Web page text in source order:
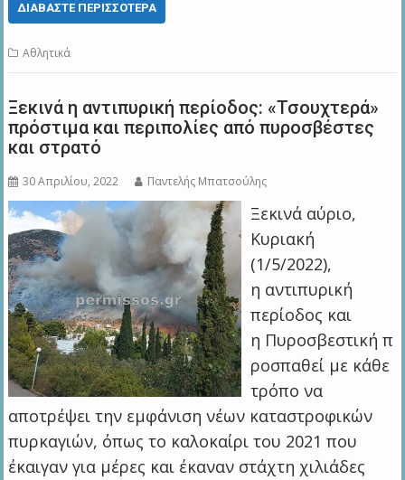
ΔΙΑΒΆΣΤΕ ΠΕΡΙΣΣΌΤΕΡΑ
Αθλητικά
Ξεκινά η αντιπυρική περίοδος: «Τσουχτερά»
πρόστιμα και περιπολίες από πυροσβέστες
και στρατό
30 Απριλίου, 2022 Παντελής Μπατσούλης
Ξεκινά αύριο,
Κυριακή
(1/5/2022),
η αντιπυρική
περίοδος και
η Πυροσβεστική π
ροσπαθεί με κάθε
τρόπο να
αποτρέψει την εμφάνιση νέων καταστροφικών
πυρκαγιών, όπως το καλοκαίρι του 2021 που
έκαιγαν για μέρες και έκαναν στάχτη χιλιάδες